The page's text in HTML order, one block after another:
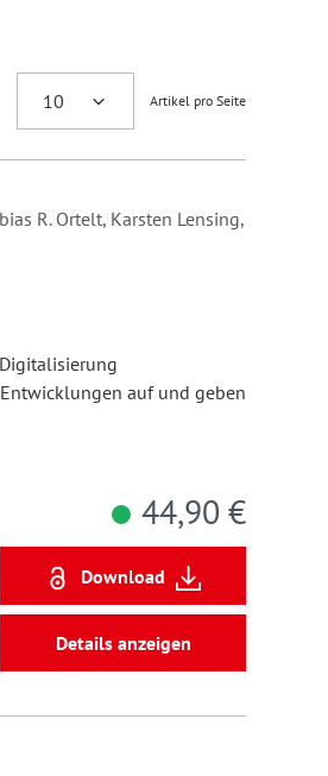
Artikel pro Seite
R. Ortelt, Karsten Lensing,
auf und geben
44,90 €
Download
Details anzeigen